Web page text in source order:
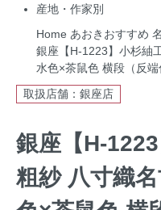
産地・作家別
Home あおきおすすめ
銀座【H-1223】小杉紬
水色×茶鼠色 横段（反端
取扱店舗：銀座店
銀座【H-
粗紗 八寸織